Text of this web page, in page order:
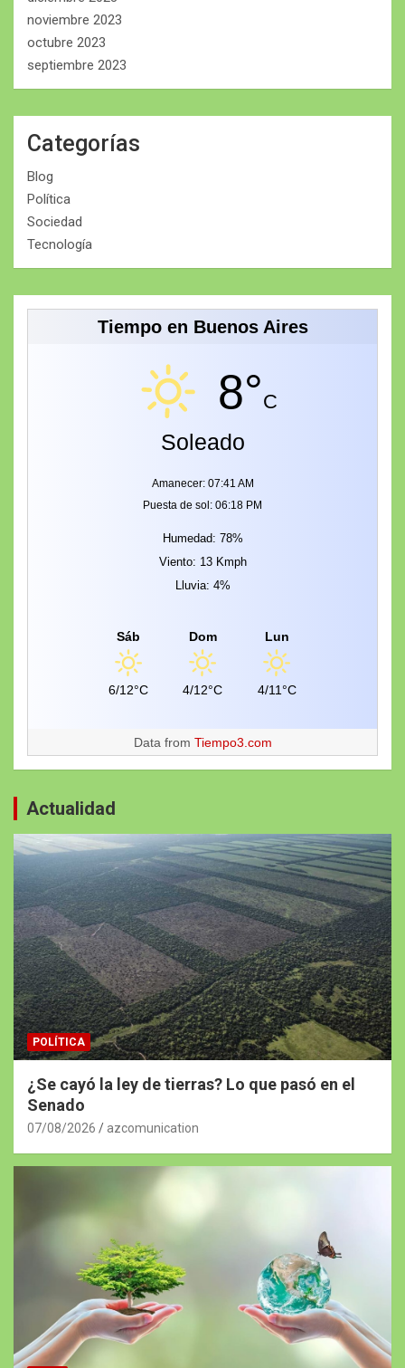
noviembre 2023
octubre 2023
septiembre 2023
Categorías
Blog
Política
Sociedad
Tecnología
Tiempo en Buenos Aires
8°C
Soleado
Amanecer: 07:41 AM
Puesta de sol: 06:18 PM
Humedad: 78%
Viento: 13 Kmph
Lluvia: 4%
Sáb
6/12°C
Dom
4/12°C
Lun
4/11°C
Data from Tiempo3.com
Actualidad
POLÍTICA
¿Se cayó la ley de tierras? Lo que pasó en el
Senado
07/08/2026 azcomunication